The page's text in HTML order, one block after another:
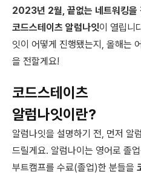
2023년 2월, 끝없는 네트워킹을
코드스테이츠 알럼나잇이 열립니
잇이 어떻게 진행됐는지, 올해는
을 전할게요!
코드스테이츠
알럼나잇이란?
알럼나잇을 설명하기 전, 먼저 알
드릴게요. 알럼나이는 영어로 졸
부트캠프를 수료(졸업)한 분들을